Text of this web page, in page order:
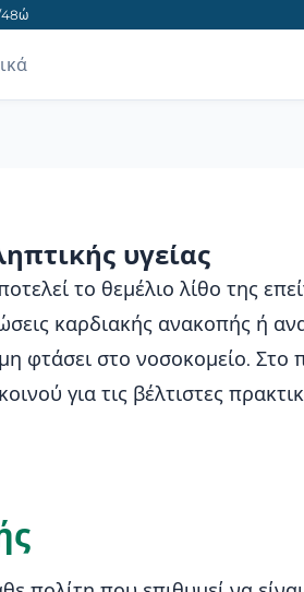
48ώ
υγείας
το θεμέλιο λίθο της
καρδιακής ανακοπής ή
φτάσει στο νοσοκομείο. Στο
για τις βέλτιστες